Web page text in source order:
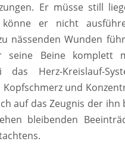
Er müsse still
könne er nicht
nässenden Wunden
seine Beine komplett
das Herz-Kreislauf-
und
auf das Zeugnis der
bleibenden